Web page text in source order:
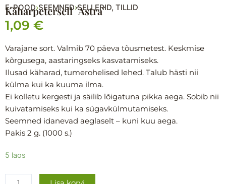
E-POOD›SEEMNED›SELLERID, TILLID
Käharpetersell ´Astra´
1,09 €
Varajane sort. Valmib 70 päeva tõusmetest. Keskmise
kõrgusega, aastaringseks kasvatamiseks.
Ilusad käharad, tumerohelised lehed. Talub hästi nii
külma kui ka kuuma ilma.
Ei kolletu kergesti ja säilib lõigatuna pikka aega. Sobib nii
kuivatamiseks kui ka sügavkülmutamiseks.
Seemned idanevad aeglaselt – kuni kuu aega.
Pakis 2 g. (1000 s.)
5 laos
Käharpetersell